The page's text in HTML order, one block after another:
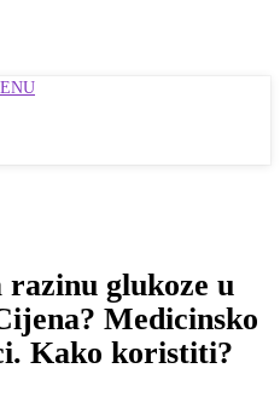
glukoze u
Medicinsko
Kako koristiti?